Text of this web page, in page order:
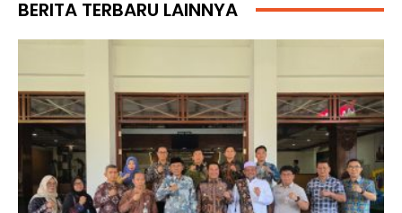
BERITA TERBARU LAINNYA